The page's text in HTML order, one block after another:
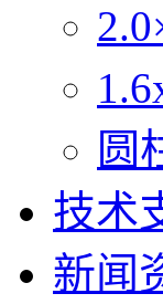
圆
技术
新闻